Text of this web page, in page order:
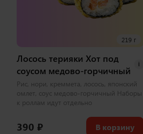
219 г
Лосось терияки Хот под
соусом медово-горчичный
i
Рис, нори, креммета, лосось, японский
омлет, соус медово-горчичный Наборы
к роллам идут отдельно
390 ₽ В корзину